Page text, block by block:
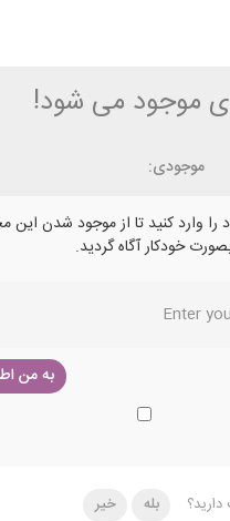
موجود می شود!
موجودی:
را وارد کنید تا از موجود شدن
خودکار آگاه گردید.
بله خیر